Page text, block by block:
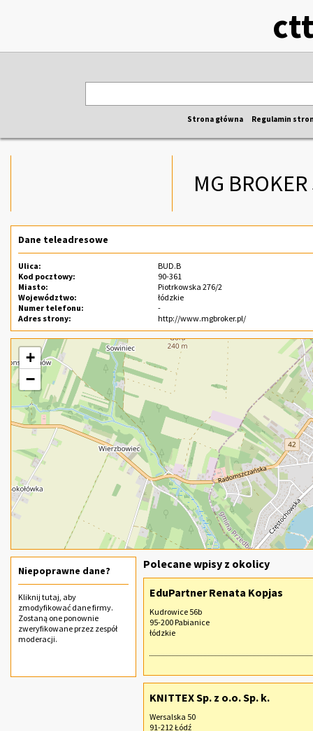
Strona główna Regulamin
MG
Dane teleadresowe
Ulica:
BUD.B
Kod pocztowy:
90-361
Miasto:
Piotrkowska 276/2
Województwo:
łódzkie
Numer telefonu:
-
Adres strony:
http://www.mgbroker.pl/
+
−
Niepoprawne dane?
Kliknij tutaj, aby
zmodyfikować dane firmy.
Zostaną one ponownie
zweryfikowane przez zespół
moderacji.
Polecane wpisy z okolicy
EduPartner Renata Kopjas
Kudrowice 56b
95-200 Pabianice
łódzkie
KNITTEX Sp. z o.o. Sp. k.
Wersalska 50
91-212 Łódź